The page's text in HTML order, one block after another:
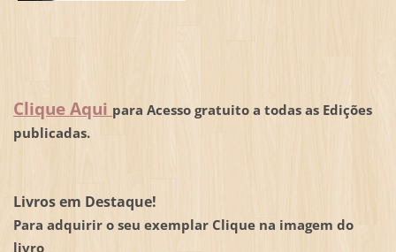
Clique Aqui para Acesso gratuito a todas as Edições
publicadas.
Livros em Destaque!
Para adquirir o seu exemplar Clique na imagem do
livro